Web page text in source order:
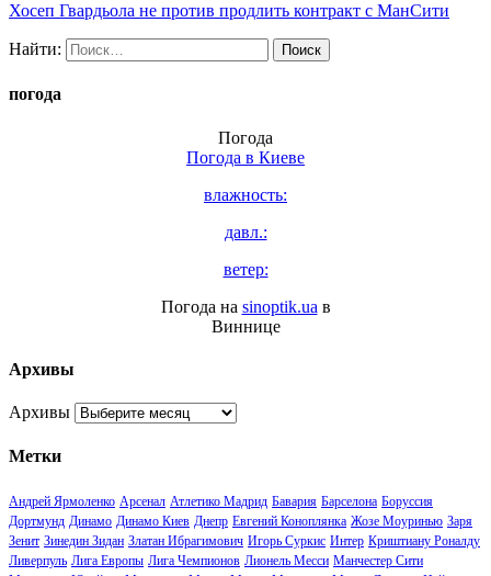
Хосеп Гвардьола не против продлить контракт с МанСити
Найти:
погода
Погода
Погода в Киеве
влажность:
давл.:
ветер:
Погода на sinoptik.ua в
Виннице
Архивы
Архивы
Метки
Андрей Ярмоленко Арсенал Атлетико Мадрид Бавария Барселона Боруссия
Дортмунд Динамо Динамо Киев Днепр Евгений Коноплянка Жозе Моуринью Заря
Зенит Зинедин Зидан Златан Ибрагимович Игорь Суркис Интер Криштиану Роналду
Ливерпуль Лига Европы Лига Чемпионов Лионель Месси Манчестер Сити